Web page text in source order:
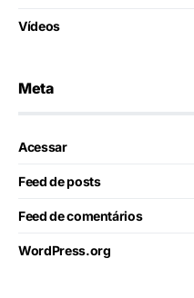
Vídeos
Meta
Acessar
Feed de posts
Feed de comentários
WordPress.org